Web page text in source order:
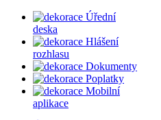
Úřední
deska
Hlášení
rozhlasu
Dokumenty
Poplatky
Mobilní
aplikace